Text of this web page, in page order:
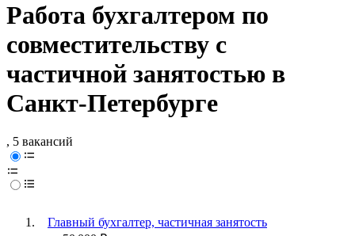
Работа бухгалтером по
совместительству с
частичной занятостью в
Санкт-Петербурге
, 5 вакансий
Главный бухгалтер, частичная занятость